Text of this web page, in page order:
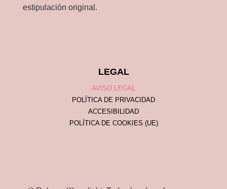
estipulación original.
LEGAL
AVISO LEGAL
POLÍTICA DE PRIVACIDAD
ACCESIBILIDAD
POLÍTICA DE COOKIES (UE)